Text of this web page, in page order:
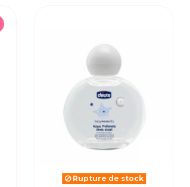
Rupture de stock